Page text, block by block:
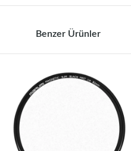
Benzer Ürünler